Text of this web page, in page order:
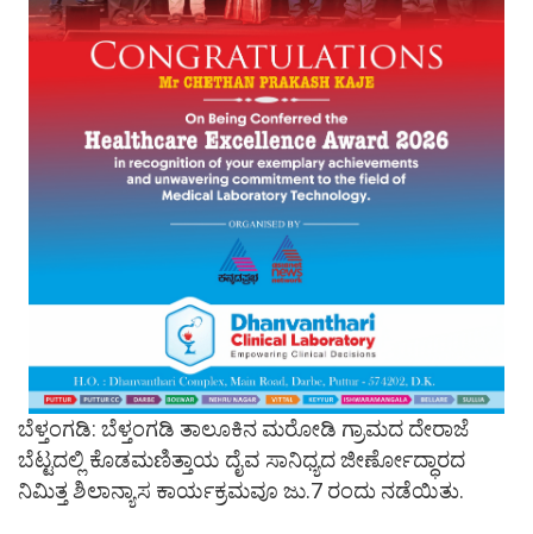
ಬೆಳ್ತಂಗಡಿ: ಬೆಳ್ತಂಗಡಿ ತಾಲೂಕಿನ ಮರೋಡಿ ಗ್ರಾಮದ ದೇರಾಜೆ
ಬೆಟ್ಟದಲ್ಲಿ ಕೊಡಮಣಿತ್ತಾಯ ದೈವ ಸಾನಿಧ್ಯದ ಜೀರ್ಣೋದ್ಧಾರದ
ನಿಮಿತ್ತ ಶಿಲಾನ್ಯಾಸ ಕಾರ್ಯಕ್ರಮವೂ ಜು.7 ರಂದು ನಡೆಯಿತು.